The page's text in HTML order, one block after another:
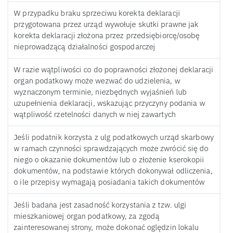
W przypadku braku sprzeciwu korekta deklaracji
przygotowana przez urząd wywołuje skutki prawne jak
korekta deklaracji złożona przez przedsiębiorcę/osobę
nieprowadzącą działalności gospodarczej
W razie wątpliwości co do poprawności złożonej deklaracji
organ podatkowy może wezwać do udzielenia, w
wyznaczonym terminie, niezbędnych wyjaśnień lub
uzupełnienia deklaracji, wskazując przyczyny podania w
wątpliwość rzetelności danych w niej zawartych
Jeśli podatnik korzysta z ulg podatkowych urząd skarbowy
w ramach czynności sprawdzających może zwrócić się do
niego o okazanie dokumentów lub o złożenie kserokopii
dokumentów, na podstawie których dokonywał odliczenia,
o ile przepisy wymagają posiadania takich dokumentów
Jeśli badana jest zasadność korzystania z tzw. ulgi
mieszkaniowej organ podatkowy, za zgodą
zainteresowanej strony, może dokonać oględzin lokalu